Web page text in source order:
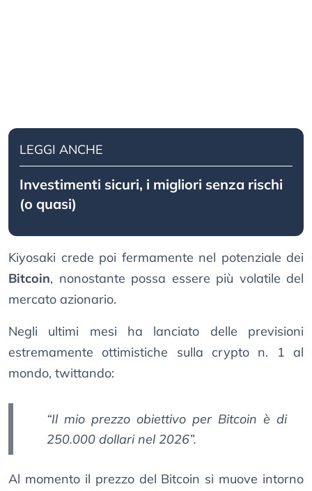
LEGGI ANCHE
Investimenti sicuri, i migliori senza rischi
(o quasi)
Kiyosaki crede poi fermamente nel potenziale dei
Bitcoin, nonostante possa essere più volatile del
mercato azionario.
Negli ultimi mesi ha lanciato delle previsioni
estremamente ottimistiche sulla crypto n. 1 al
mondo, twittando:
“Il mio prezzo obiettivo per Bitcoin è di
250.000 dollari nel 2026”.
Al momento il prezzo del Bitcoin si muove intorno